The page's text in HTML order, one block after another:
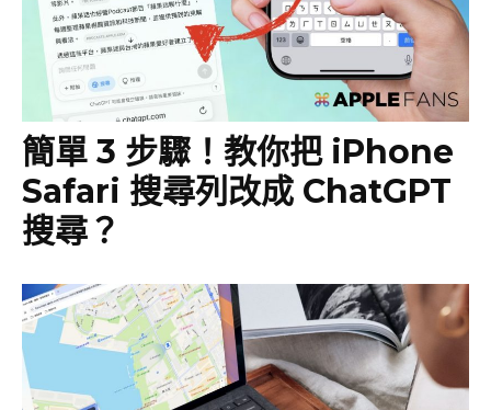
簡單 3 步驟！教你把 iPhone
Safari 搜尋列改成 ChatGPT
搜尋？